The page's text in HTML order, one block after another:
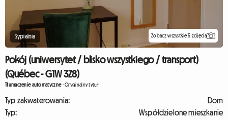
Sypialnia Zobacz wszystkie 5 zdjęcia
Pokój (uniwersytet / blisko wszystkiego / transport)
(Québec - G1W 3Z8)
Tłumaczenie automatyczne-Oryginalny tytuł
Typ zakwaterowania:
Dom
Typ:
Współdzielone mieszkanie